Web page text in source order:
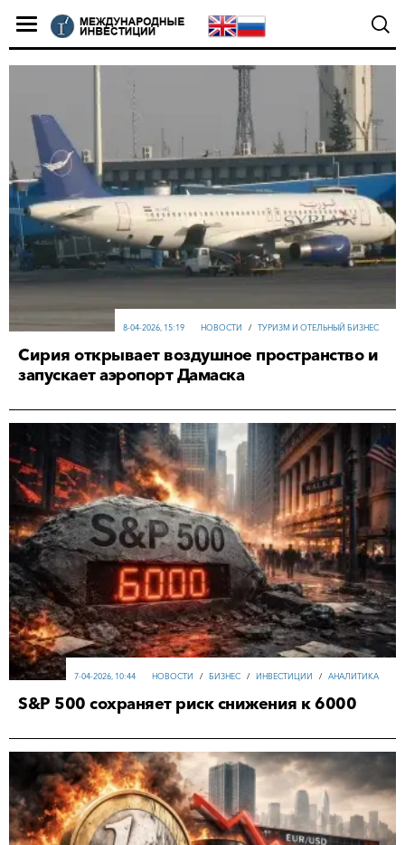
НОВОСТИ / ТУРИЗМ И ОТЕЛЬНЫЙ БИЗНЕС
8-04-2026, 15:19
Сирия открывает воздушное пространство и
запускает аэропорт Дамаска
НОВОСТИ / БИЗНЕС / ИНВЕСТИЦИИ / АНАЛИТИКА
7-04-2026, 10:44
S&P 500 сохраняет риск снижения к 6000